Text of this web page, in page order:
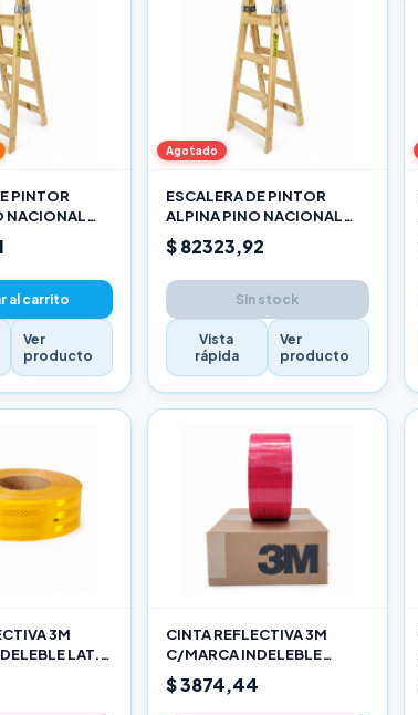
PINTOR
NACIONAL
al carrito
Ver
producto
Agotado
ESCALERA DE PINTOR
ALPINA PINO NACIONAL
2,10M PRO
$ 82323,92
Sin stock
Vista
rápida
Ver
producto
3M
LAT.
CINTA REFLECTIVA 3M
C/MARCA INDELEBLE
TRASERA BLANCA Y ROJO X
METRO
$ 3874,44